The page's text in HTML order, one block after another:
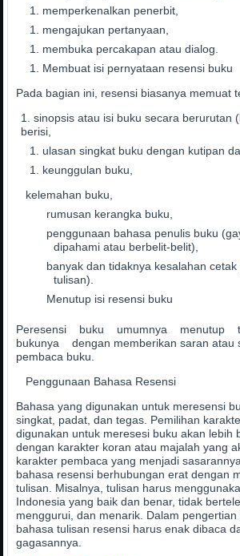
memperkenalkan penerbit,
mengajukan pertanyaan,
membuka percakapan atau dialog.
Membuat isi pernyataan resensi buku
Pada bagian ini, resensi biasanya memuat
sinopsis atau isi buku secara berurutan
berisi,
ulasan singkat buku dengan kutipan
keunggulan buku,
kelemahan buku,
rumusan kerangka buku,
penggunaan bahasa penulis buku
dipahami atau berbelit-belit),
banyak dan tidaknya kesalahan
tulisan).
Menutup isi resensi buku
Peresensi buku umumnya menutup
bukunya dengan memberikan saran atau
pembaca buku.
Penggunaan Bahasa Resensi
Bahasa yang digunakan untuk meresensi
singkat, padat, dan tegas. Pemilihan
digunakan untuk meresesi buku akan lebih
dengan karakter koran atau majalah yang
karakter pembaca yang menjadi
bahasa resensi berhubungan erat dengan
tulisan. Misalnya, tulisan harus
Indonesia yang baik dan benar, tidak
menggurui, dan menarik. Dalam pengertian
bahasa tulisan resensi harus enak dibaca
gagasannya.